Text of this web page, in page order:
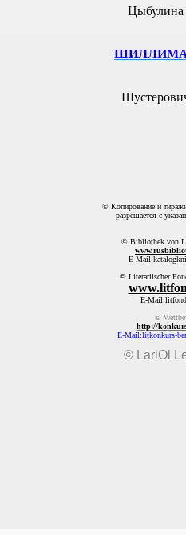
Цыбулина
© Копирование и
разрешается с
© Bibliothek von
E-
© Literariischer
E-
©
http://
E-Mail:litkonkurs-
© LariOl